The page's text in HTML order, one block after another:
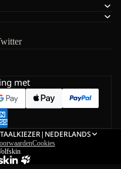
met
| NEDERLANDS
Cookies